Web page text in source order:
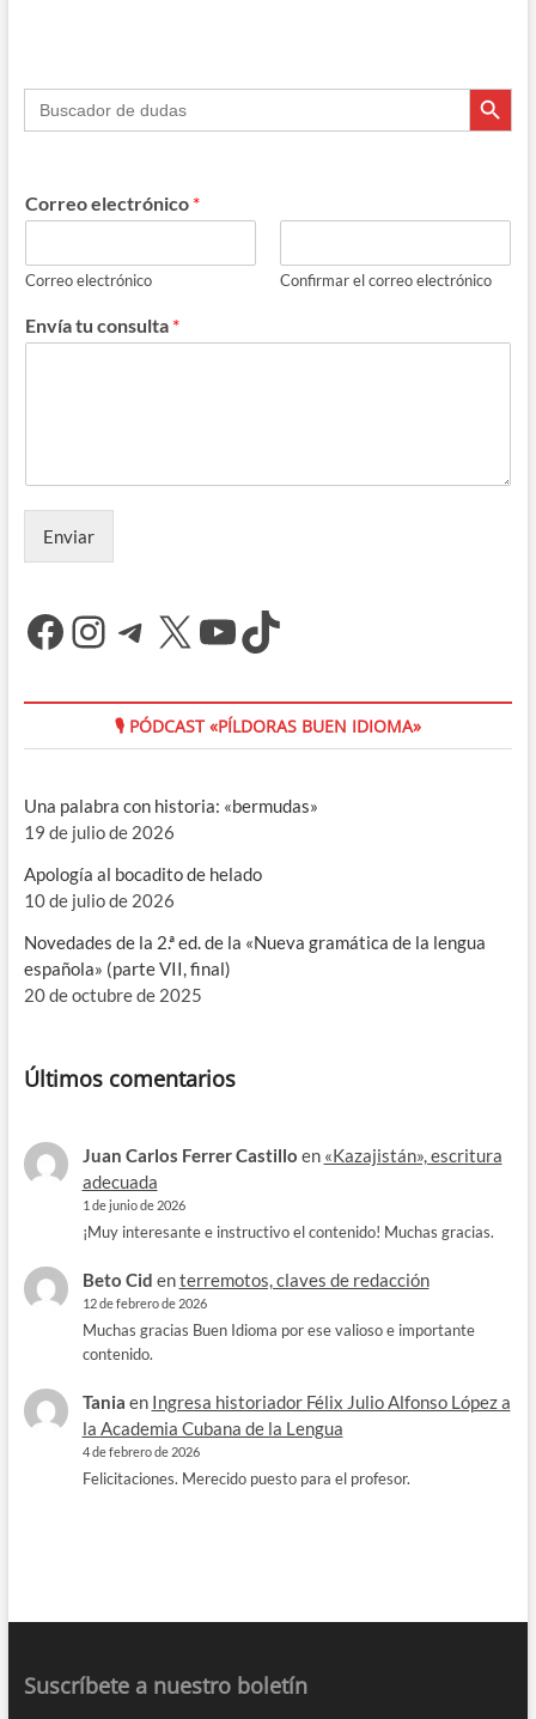
Buscar: Botón de
Correo electrónico *
Correo electrónico Confirmar el correo electrónico
Envía tu consulta *
Enviar
Facebook
Instagram
Telegram
X YouTube
TikTok
🎙 PÓDCAST «PÍLDORAS BUEN IDIOMA»
Una palabra con historia: «bermudas»
19 de julio de 2026
Apología al bocadito de helado
10 de julio de 2026
Novedades de la 2.ª ed. de la «Nueva gramática de la lengua
española» (parte VII, final)
20 de octubre de 2025
Últimos comentarios
Juan Carlos Ferrer Castillo en «Kazajistán», escritura
adecuada
1 de junio de 2026
¡Muy interesante e instructivo el contenido! Muchas gracias.
Beto Cid enterremotos, claves de redacción
12 de febrero de 2026
Muchas gracias Buen Idioma por ese valioso e importante
contenido.
Tania en Ingresa historiador Félix Julio Alfonso López a
la Academia Cubana de la Lengua
4 de febrero de 2026
Felicitaciones. Merecido puesto para el profesor.
Suscríbete a nuestro boletín